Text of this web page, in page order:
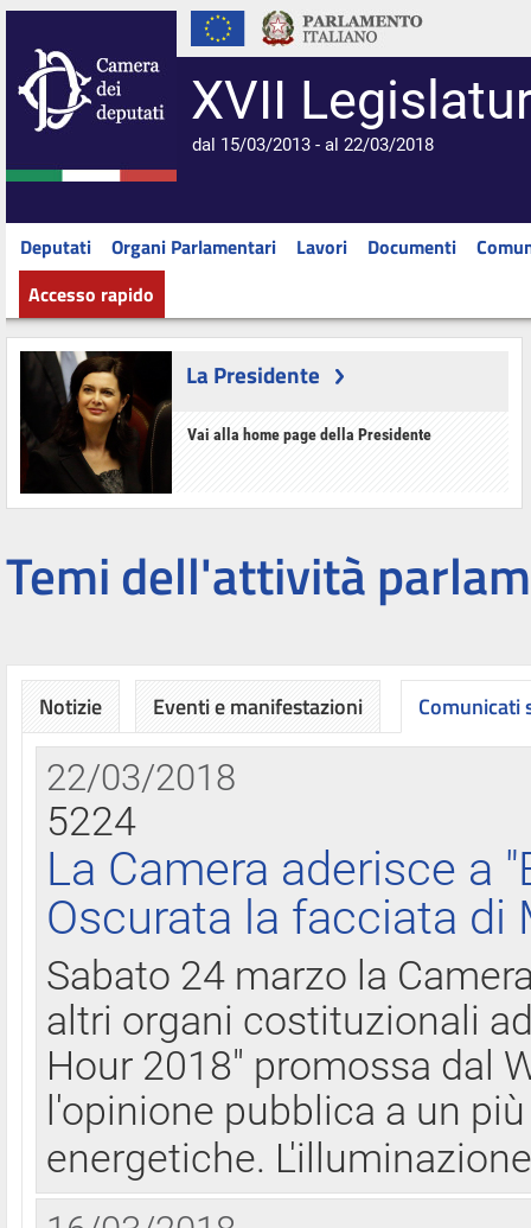
XVII
dal 15/03/2013 - al 22/03/2018
Deputati Organi Parlamentari Lavori Documenti
Accesso rapido
La Presidente
Vai alla home page della Presidente
Temi dell'attività
Notizie Eventi e manifestazioni Comunicati
22/03/2018
5224
La Camera aderisce a
Oscurata la facciata di
Sabato 24 marzo la
altri organi costituzionali
Hour 2018" promossa dal
l'opinione pubblica a un
energetiche.